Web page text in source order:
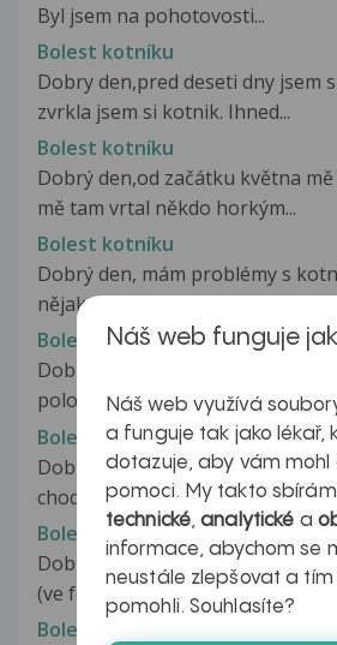
Byl jsem na pohotovosti...
Bolest kotníku
Dobry den,pred deseti dny jsem
zvrkla jsem si kotnik. Ihned...
Bolest kotníku
Dobrý den,od začátku května
mě tam vrtal někdo horkým...
Bolest kotníku
Dobrý den, mám problémy s
nějakém dopadu mě kotník
Bolest kotníku
Dobrý den, měl bych na vas
poloprofesionalne basketbal a
Bolest kotníku
Dobrý den,od 1 června mě
chodidla poté
Bolest kotníku
Dobrý den, před dvěma týdny
(ve folklorním souboru) a při...
Bolest kotníku
Náš web funguje
Náš web využívá
a funguje tak jako lékař,
dotazuje, aby vám mohl
pomoci. My takto
technické,analytické a
informace, abychom se
neustále zlepšovat a
pomohli. Souhlasíte?